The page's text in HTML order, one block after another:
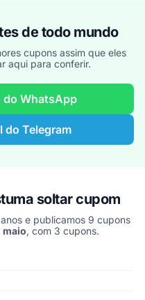
de todo mundo
cupons assim que eles
aqui para conferir.
do WhatsApp
do Telegram
soltar cupom
e publicamos 9 cupons
maio, com 3 cupons.
por mês, somando os últimos